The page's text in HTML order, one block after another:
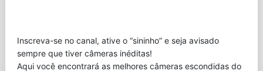
Inscreva-se no canal, ative o “sininho” e seja avisado
sempre que tiver câmeras inéditas!
Aqui você encontrará as melhores câmeras escondidas do